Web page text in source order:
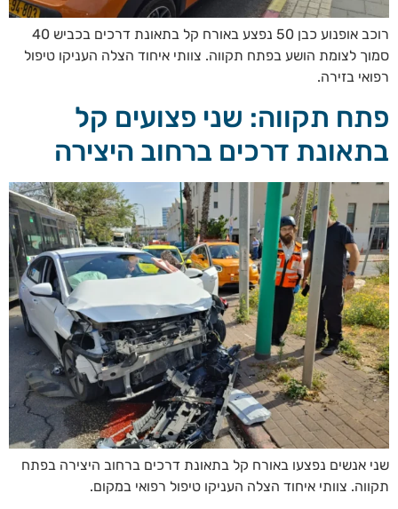
רוכב אופנוע כבן 50 נפצע באורח קל בתאונת דרכים בכביש 40
סמוך לצומת הושע בפתח תקווה. צוותי איחוד הצלה העניקו טיפול
רפואי בזירה.
פתח תקווה: שני פצועים קל
בתאונת דרכים ברחוב היצירה
שני אנשים נפצעו באורח קל בתאונת דרכים ברחוב היצירה בפתח
תקווה. צוותי איחוד הצלה העניקו טיפול רפואי במקום.